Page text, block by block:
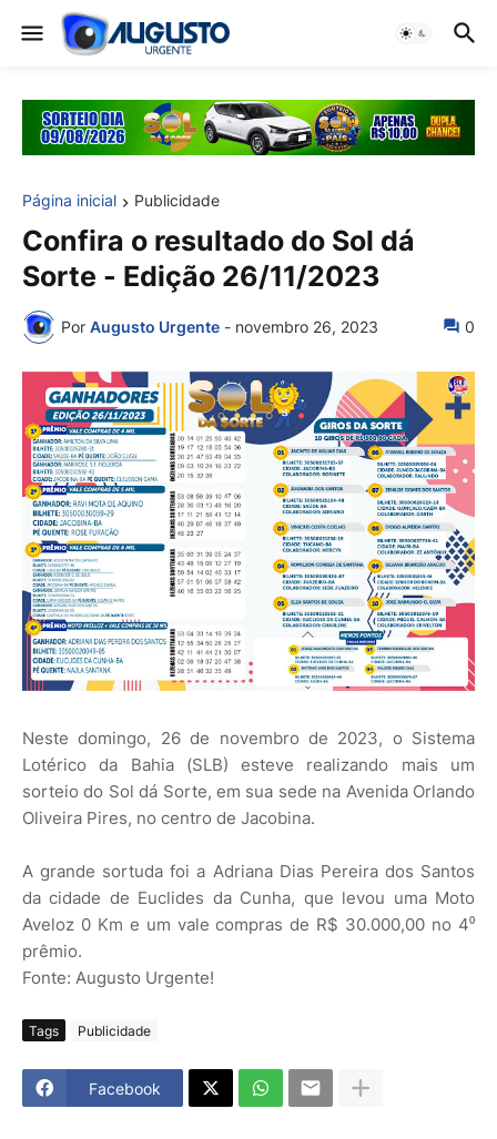
Página inicial Publicidade
Confira o resultado do Sol dá
Sorte - Edição 26/11/2023
Por Augusto Urgente - novembro 26, 2023 0
Neste domingo, 26 de novembro de 2023, o Sistema
Lotérico da Bahia (SLB) esteve realizando mais um
sorteio do Sol dá Sorte, em sua sede na Avenida Orlando
Oliveira Pires, no centro de Jacobina.
A grande sortuda foi a Adriana Dias Pereira dos Santos
da cidade de Euclides da Cunha, que levou uma Moto
Aveloz 0 Km e um vale compras de R$ 30.000,00 no 4⁰
prêmio.
Fonte: Augusto Urgente!
Tags Publicidade
Facebook